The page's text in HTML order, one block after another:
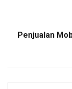
Penjualan